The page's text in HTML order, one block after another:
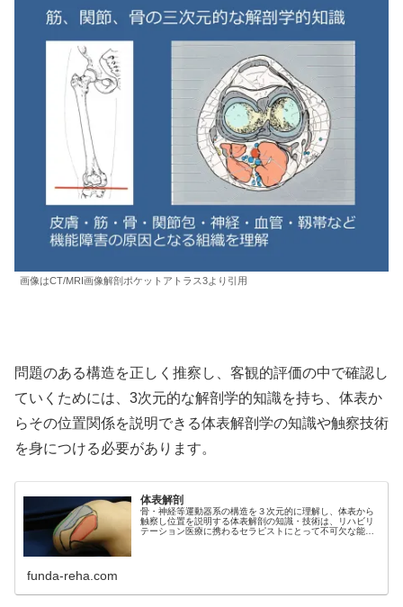
画像はCT/MRI画像解剖ポケットアトラス3より引用
問題のある構造を正しく推察し、客観的評価の中で確認し
ていくためには、3次元的な解剖学的知識を持ち、体表か
らその位置関係を説明できる体表解剖学の知識や触察技術
を身につける必要があります。
体表解剖
骨・神経等運動器系の構造を３次元的に理解し、体表から
触察し位置を説明する体表解剖の知識・技術は、リハビリ
テーション医療に携わるセラピストにとって不可欠な能力
funda-reha.com